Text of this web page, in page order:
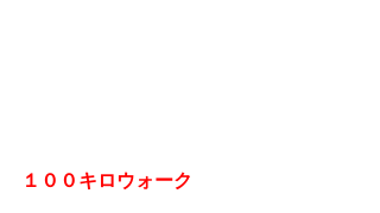
１００キロウォーク